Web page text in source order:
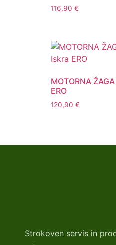
116,90 €
MOTORNA
ERO
120,90 €
Strokoven servis in